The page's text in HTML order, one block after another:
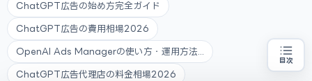
目次
補助金の申請代行をお探しの方
専門家に無料相談する
ChatGPT広告の始め方完全ガイド
ChatGPT広告の費用相場2026
OpenAI Ads Managerの使い方・運用方法...
ChatGPT広告代理店の料金相場2026